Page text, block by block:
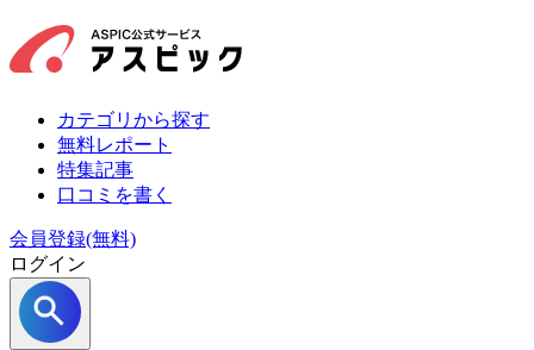
カテゴリから探す
無料レポート
特集記事
口コミを書く
会員登録(無料)
ログイン